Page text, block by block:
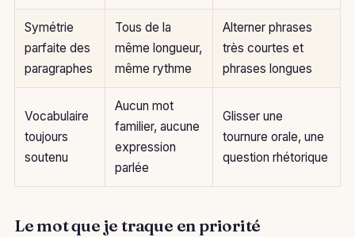
Symétrie
parfaite des
paragraphes
Tous de la
même longueur,
même rythme
Alterner phrases
très courtes et
phrases longues
Vocabulaire
toujours
soutenu
Aucun mot
familier, aucune
expression
parlée
Glisser une
tournure orale, une
question rhétorique
Le mot que je traque en priorité